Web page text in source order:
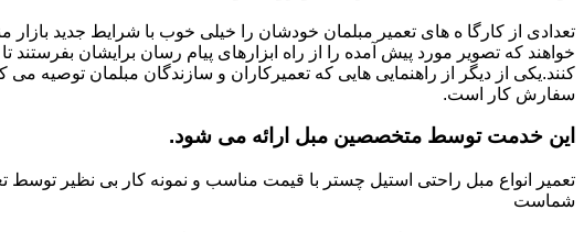
تعدادی از کارگا ه های تعمیر مبلمان خودشان را خیلی خوب با شرایط جدید
خواهند که تصویر مورد پیش آمده را از راه ابزارهای پیام رسان برایشان بفرستند
کنند.یکی از دیگر از راهنمایی هایی که تعمیرکاران و سازندگان مبلمان توصیه می
سفارش کار است.
این خدمت توسط متخصصین مبل ارائه می شود.
تعمیر انواع مبل راحتی استیل چستر با قیمت مناسب و نمونه کار بی نظیر
شماست